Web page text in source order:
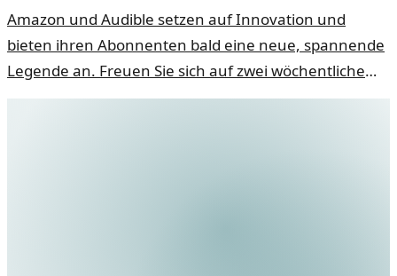
Amazon und Audible setzen auf Innovation und
bieten ihren Abonnenten bald eine neue, spannende
Legende an. Freuen Sie sich auf zwei wöchentliche
Sendungen, die das Hörerlebnis bereichern werden.